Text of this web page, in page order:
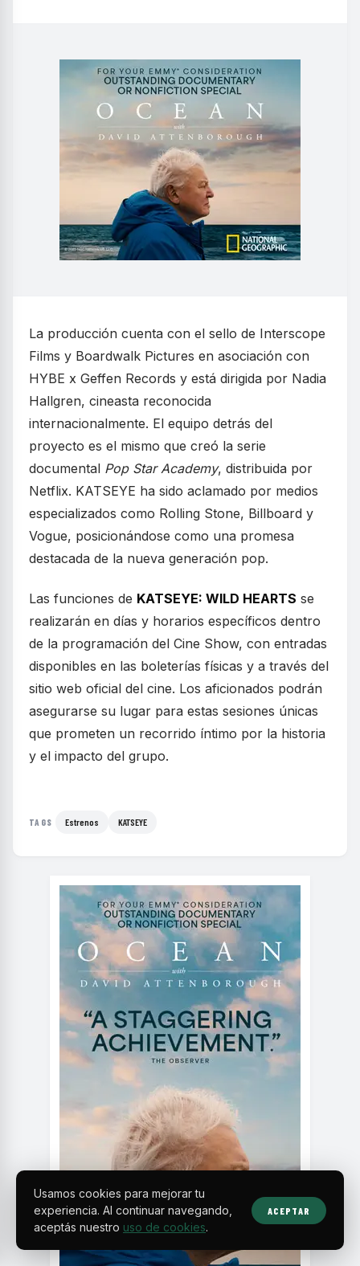
La producción cuenta con el sello de Interscope
Films y Boardwalk Pictures en asociación con
HYBE x Geffen Records y está dirigida por Nadia
Hallgren, cineasta reconocida
internacionalmente. El equipo detrás del
proyecto es el mismo que creó la serie
documental Pop Star Academy, distribuida por
Netflix. KATSEYE ha sido aclamado por medios
especializados como Rolling Stone, Billboard y
Vogue, posicionándose como una promesa
destacada de la nueva generación pop.
Las funciones de KATSEYE: WILD HEARTS se
realizarán en días y horarios específicos dentro
de la programación del Cine Show, con entradas
disponibles en las boleterías físicas y a través del
sitio web oficial del cine. Los aficionados podrán
asegurarse su lugar para estas sesiones únicas
que prometen un recorrido íntimo por la historia
y el impacto del grupo.
TAGS Estrenos KATSEYE
Usamos cookies para mejorar tu
experiencia. Al continuar navegando,
aceptás nuestro uso de cookies.
ACEPTAR